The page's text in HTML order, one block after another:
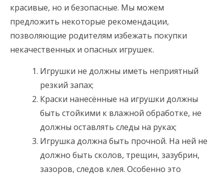
красивые, но и безопасные. Мы можем
предложить некоторые рекомендации,
позволяющие родителям избежать покупки
некачественных и опасных игрушек.
Игрушки не должны иметь неприятный
резкий запах;
Краски нанесённые на игрушки должны
быть стойкими к влажной обработке, не
должны оставлять следы на руках;
Игрушка должна быть прочной. На ней не
должно быть сколов, трещин, зазубрин,
зазоров, следов клея. Особенно это